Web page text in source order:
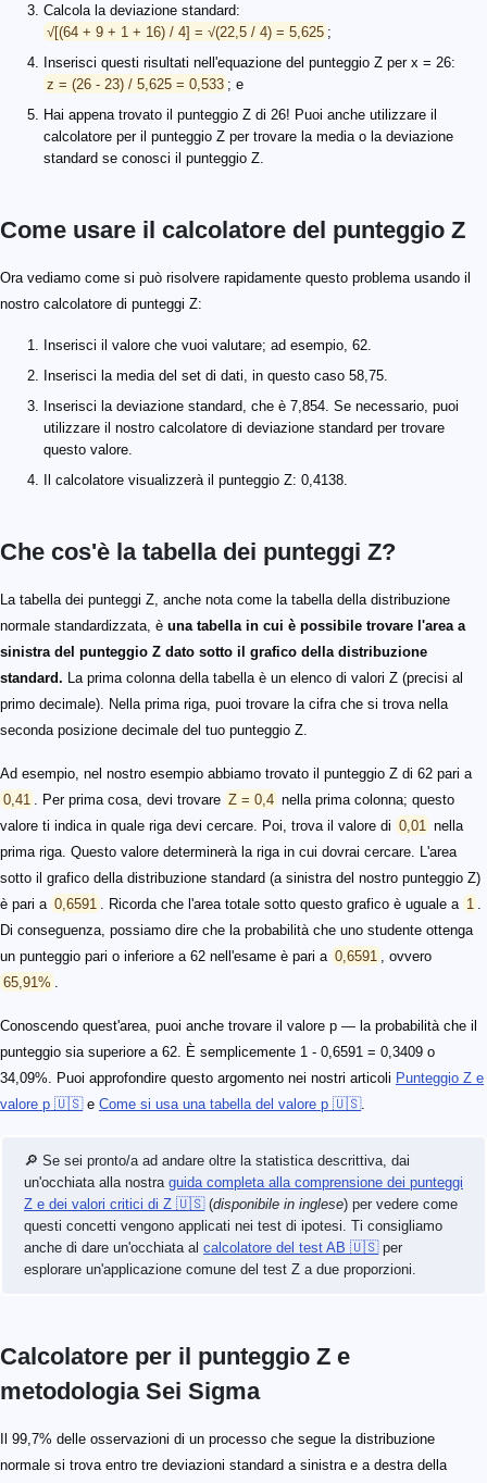
Calcola la deviazione standard:
√[(64 + 9 + 1 + 16) / 4] = √(22,5 / 4) = 5,625 ;
Inserisci questi risultati nell'equazione del punteggio Z per x = 26:
z = (26 - 23) / 5,625 = 0,533 ; e
Hai appena trovato il punteggio Z di 26! Puoi anche utilizzare il
calcolatore per il punteggio Z per trovare la media o la deviazione
standard se conosci il punteggio Z.
Come usare il calcolatore del punteggio Z
Ora vediamo come si può risolvere rapidamente questo problema usando il
nostro calcolatore di punteggi Z:
Inserisci il valore che vuoi valutare; ad esempio, 62.
Inserisci la media del set di dati, in questo caso 58,75.
Inserisci la deviazione standard, che è 7,854. Se necessario, puoi
utilizzare il nostro calcolatore di deviazione standard per trovare
questo valore.
Il calcolatore visualizzerà il punteggio Z: 0,4138.
Che cos'è la tabella dei punteggi Z?
La tabella dei punteggi Z, anche nota come la tabella della distribuzione
normale standardizzata, è una tabella in cui è possibile trovare l'area a
sinistra del punteggio Z dato sotto il grafico della distribuzione
standard. La prima colonna della tabella è un elenco di valori Z (precisi al
primo decimale). Nella prima riga, puoi trovare la cifra che si trova nella
seconda posizione decimale del tuo punteggio Z.
Ad esempio, nel nostro esempio abbiamo trovato il punteggio Z di 62 pari a
0,41
. Per prima cosa, devi trovare Z = 0,4 nella prima colonna; questo
valore ti indica in quale riga devi cercare. Poi, trova il valore di 0,01 nella
prima riga. Questo valore determinerà la riga in cui dovrai cercare. L'area
sotto il grafico della distribuzione standard (a sinistra del nostro punteggio Z)
è pari a 0,6591 . Ricorda che l'area totale sotto questo grafico è uguale a 1
Di conseguenza, possiamo dire che la probabilità che uno studente ottenga
un punteggio pari o inferiore a 62 nell'esame è pari a 0,6591
, ovvero
65,91%
Conoscendo quest'area, puoi anche trovare il valore p — la probabilità che il
punteggio sia superiore a 62. È semplicemente 1 - 0,6591 = 0,3409 o
34,09%. Puoi approfondire questo argomento nei nostri articoli Punteggio Z e
valore p 🇺🇸e Come si usa una tabella del valore p 🇺🇸.
🔎 Se sei pronto/a ad andare oltre la statistica descrittiva, dai
un'occhiata alla nostra guida completa alla comprensione dei punteggi
Z e dei valori critici di Z 🇺🇸(disponibile in inglese) per vedere come
questi concetti vengono applicati nei test di ipotesi. Ti consigliamo
anche di dare un'occhiata al calcolatore del test AB 🇺🇸per
esplorare un'applicazione comune del test Z a due proporzioni.
Calcolatore per il punteggio Z e
metodologia Sei Sigma
Il 99,7% delle osservazioni di un processo che segue la distribuzione
normale si trova entro tre deviazioni standard a sinistra e a destra della